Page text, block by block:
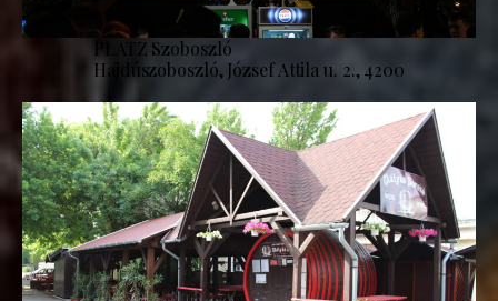
PLATZ Szoboszló
Hajdúszoboszló, József Attila u. 2., 4200